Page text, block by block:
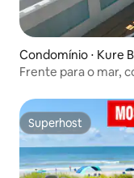
Condomínio ⋅ Kure
Frente para o mar,
Superhost
Superhost